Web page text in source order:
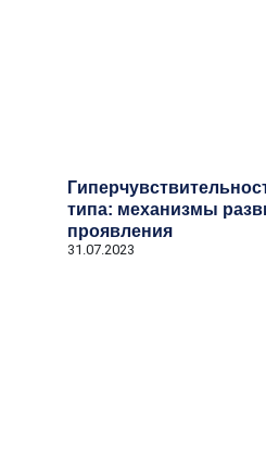
типа: механизмы
проявления
31.07.2023